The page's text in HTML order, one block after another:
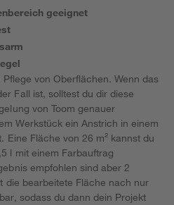
geeignet
von Oberflächen. Wenn das
Fall ist, solltest du dir diese
von Toom genauer
Werkstück ein Anstrich in einem
Eine Fläche von 26 m² kannst du
l mit einem Farbauftrag
empfohlen sind aber 2
die bearbeitete Fläche nach nur
sodass du dann dein Projekt